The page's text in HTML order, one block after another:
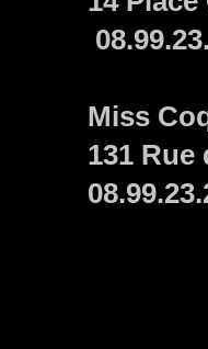
Miss
131 Rue